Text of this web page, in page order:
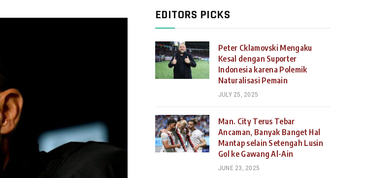
EDITORS PICKS
Peter Cklamovski Mengaku
Kesal dengan Suporter
Indonesia karena Polemik
Naturalisasi Pemain
JULY 25, 2025
Man. City Terus Tebar
Ancaman, Banyak Banget Hal
Mantap selain Setengah Lusin
Gol ke Gawang Al-Ain
JUNE 23, 2025